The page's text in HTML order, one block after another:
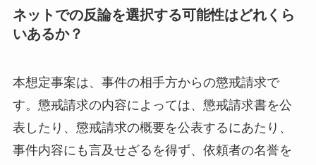
ネットでの反論を選択する可能性はどれくら
いあるか？
本想定事案は、事件の相手方からの懲戒請求で
す。懲戒請求の内容によっては、懲戒請求書を公
表したり、懲戒請求の概要を公表するにあたり、
事件内容にも言及せざるを得ず、依頼者の名誉を